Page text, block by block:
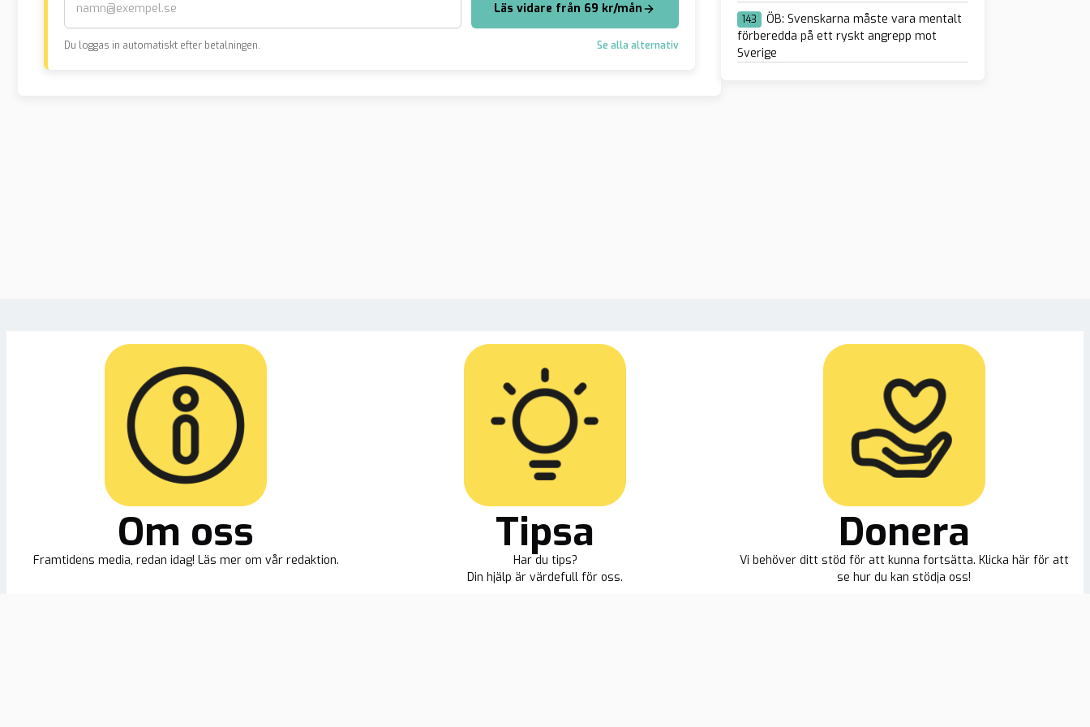
Läs vidare från 69 kr/mån
Du loggas in automatiskt efter betalningen. Se alla alternativ
143
ÖB: Svenskarna måste vara mentalt
förberedda på ett ryskt angrepp mot
Sverige
Om oss
Framtidens media, redan idag! Läs mer om vår redaktion.
Tipsa
Har du tips?
Din hjälp är värdefull för oss.
Donera
Vi behöver ditt stöd för att kunna fortsätta. Klicka här för att
se hur du kan stödja oss!